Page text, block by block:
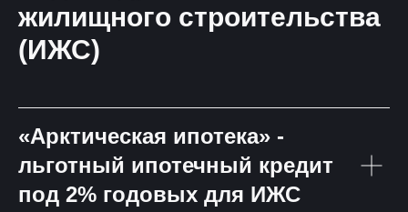
жилищного строительства
(ИЖС)
«Арктическая ипотека» -
льготный ипотечный кредит
под 2% годовых для ИЖС